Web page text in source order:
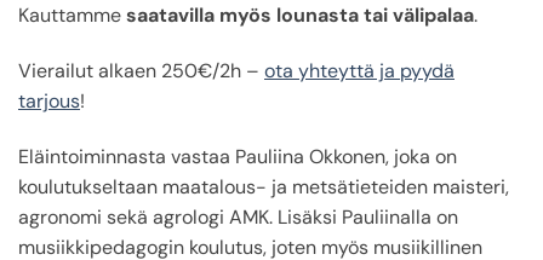
Kauttammesaatavilla myös lounasta tai välipalaa.
Vierailut alkaen 250€/2h – ota yhteyttä ja pyydä
tarjous!
Eläintoiminnasta vastaa Pauliina Okkonen, joka on
koulutukseltaan maatalous- ja metsätieteiden maisteri,
agronomi sekä agrologi AMK. Lisäksi Pauliinalla on
musiikkipedagogin koulutus, joten myös musiikillinen